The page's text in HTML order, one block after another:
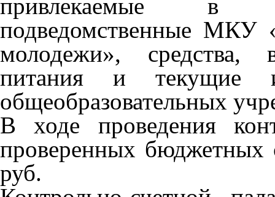
привлекаемые в
подведомственные МКУ
молодежи», средства,
питания и текущие
общеобразовательных
В ходе проведения
проверенных бюджетных
руб.